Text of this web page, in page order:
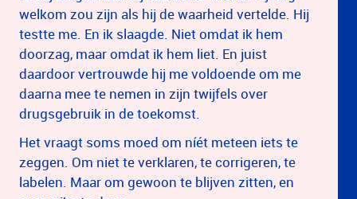
welkom zou zijn als hij de waarheid vertelde. Hij
testte me. En ik slaagde. Niet omdat ik hem
doorzag, maar omdat ik hem liet. En juist
daardoor vertrouwde hij me voldoende om me
daarna mee te nemen in zijn twijfels over
drugsgebruik in de toekomst.
Het vraagt soms moed om níét meteen iets te
zeggen. Om niet te verklaren, te corrigeren, te
labelen. Maar om gewoon te blijven zitten, en